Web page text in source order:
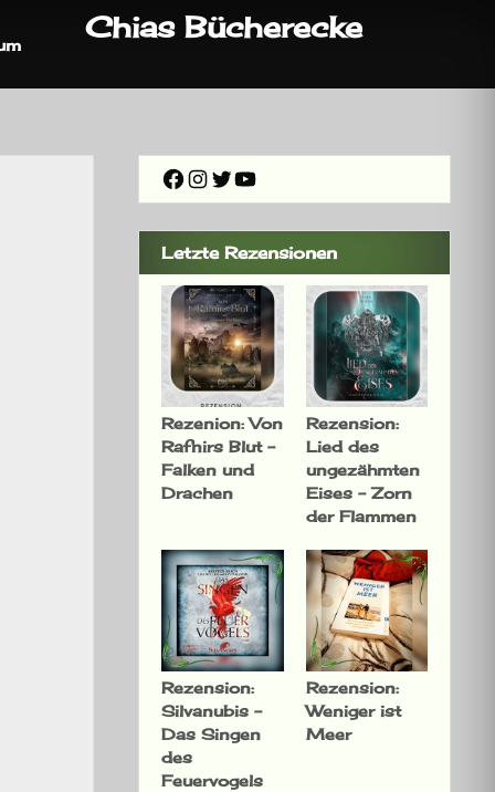
Chias Bücherecke
Facebook
Instagram
Twitter
YouTube
Letzte Rezensionen
Rezenion: Von
Rafnirs Blut –
Falken und
Drachen
Rezension:
Lied des
ungezähmten
Eises – Zorn
der Flammen
Rezension:
Silvanubis –
Das Singen
des
Feuervogels
Rezension:
Weniger ist
Meer